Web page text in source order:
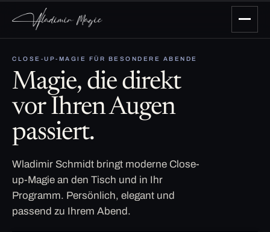
CLOSE-UP-MAGIE FÜR BESONDERE ABENDE
Magie, die direkt
vor Ihren Augen
passiert.
Wladimir Schmidt bringt moderne Close-
up-Magie an den Tisch und in Ihr
Programm. Persönlich, elegant und
passend zu Ihrem Abend.